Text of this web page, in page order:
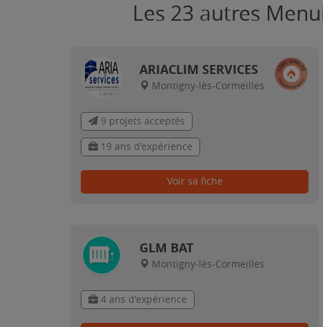
Les 23 autres
ARIACLIM SERVICES
Montigny-lès-Cormeilles
9 projets acceptés
19 ans d'expérience
Voir sa fiche
GLM BAT
Montigny-lès-Cormeilles
4 ans d'expérience